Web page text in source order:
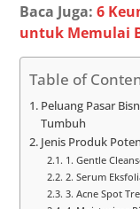
Baca Juga:6
untuk Memulai
Table of
Peluang Pasar
Tumbuh
Jenis Produk
1. Gentle
2. Serum
3. Acne Spot